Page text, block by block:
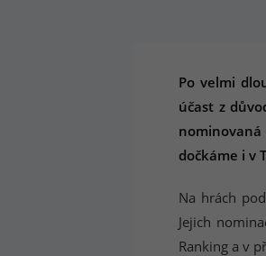
Po velmi
účast z
nominovaná
dočkáme i v
Na hrách
Jejich
Ranking a v